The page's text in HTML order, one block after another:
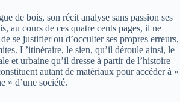
de bois, son récit analyse sans passion ses
au cours de ces quatre cents pages, il ne
se justifier ou d’occulter ses propres erreurs,
L’itinéraire, le sien, qu’il déroule ainsi, le
et urbaine qu’il dresse à partir de l’histoire
autant de matériaux pour accéder à «
» d’une société.